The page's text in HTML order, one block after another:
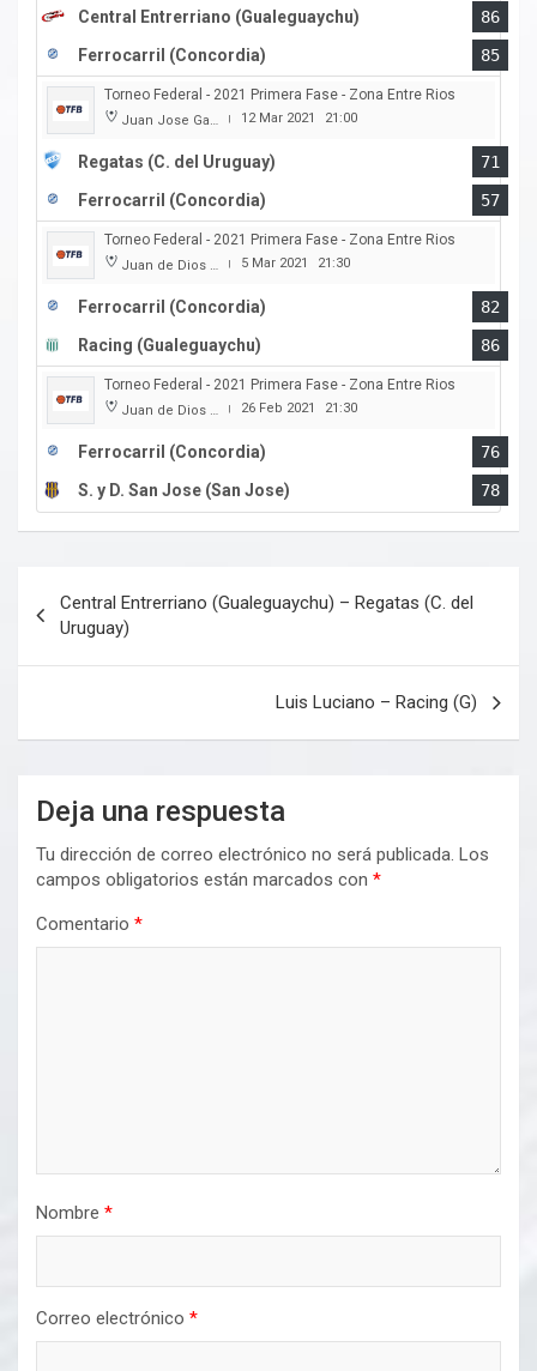
Central Entrerriano (Gualeguaychu)
86
Ferrocarril (Concordia)
85
Torneo Federal - 2021 Primera Fase - Zona Entre Rios
Juan Jose Garro | 12 Mar 2021 21:00
Regatas (C. del Uruguay)
71
Ferrocarril (Concordia)
57
Torneo Federal - 2021 Primera Fase - Zona Entre Rios
Juan de Dios Obregon | 5 Mar 2021 21:30
Ferrocarril (Concordia)
82
Racing (Gualeguaychu)
86
Torneo Federal - 2021 Primera Fase - Zona Entre Rios
Juan de Dios Obregon | 26 Feb 2021 21:30
Ferrocarril (Concordia)
76
S. y D. San Jose (San Jose)
78
de
entradas
Central Entrerriano (Gualeguaychu) – Regatas (C. del
Uruguay)
Luis Luciano – Racing (G)
Deja una respuesta
Tu dirección de correo electrónico no será publicada. Los
campos obligatorios están marcados con *
Comentario *
Nombre *
Correo electrónico *